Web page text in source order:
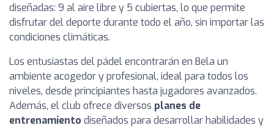
diseñadas: 9 al aire libre y 5 cubiertas, lo que permite
disfrutar del deporte durante todo el año, sin importar las
condiciones climáticas.
Los entusiastas del pádel encontrarán en Bela un
ambiente acogedor y profesional, ideal para todos los
niveles, desde principiantes hasta jugadores avanzados.
Además, el club ofrece diversos planes de
entrenamiento diseñados para desarrollar habilidades y